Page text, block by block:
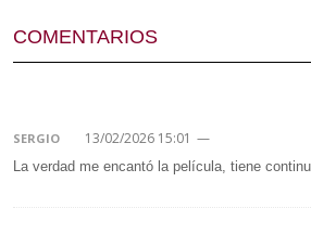
COMENTARIOS
SERGIO 13/02/2026 15:01 —
La verdad me encantó la película, tiene